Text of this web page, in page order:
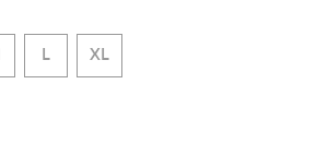
L XL